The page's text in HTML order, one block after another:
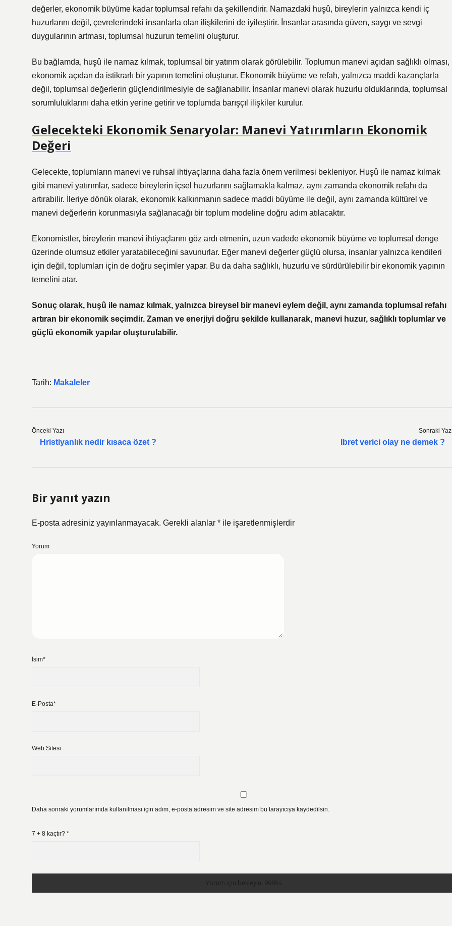
değerler, ekonomik büyüme kadar toplumsal refahı da şekillendirir. Namazdaki huşû, bireylerin yalnızca kendi iç
huzurlarını değil, çevrelerindeki insanlarla olan ilişkilerini de iyileştirir. İnsanlar arasında güven, saygı ve sevgi
duygularının artması, toplumsal huzurun temelini oluşturur.
Bu bağlamda, huşû ile namaz kılmak, toplumsal bir yatırım olarak görülebilir. Toplumun manevi açıdan sağlıklı olması,
ekonomik açıdan da istikrarlı bir yapının temelini oluşturur. Ekonomik büyüme ve refah, yalnızca maddi kazançlarla
değil, toplumsal değerlerin güçlendirilmesiyle de sağlanabilir. İnsanlar manevi olarak huzurlu olduklarında, toplumsal
sorumluluklarını daha etkin yerine getirir ve toplumda barışçıl ilişkiler kurulur.
Gelecekteki Ekonomik Senaryolar: Manevi Yatırımların Ekonomik
Değeri
Gelecekte, toplumların manevi ve ruhsal ihtiyaçlarına daha fazla önem verilmesi bekleniyor. Huşû ile namaz kılmak
gibi manevi yatırımlar, sadece bireylerin içsel huzurlarını sağlamakla kalmaz, aynı zamanda ekonomik refahı da
artırabilir. İleriye dönük olarak, ekonomik kalkınmanın sadece maddi büyüme ile değil, aynı zamanda kültürel ve
manevi değerlerin korunmasıyla sağlanacağı bir toplum modeline doğru adım atılacaktır.
Ekonomistler, bireylerin manevi ihtiyaçlarını göz ardı etmenin, uzun vadede ekonomik büyüme ve toplumsal denge
üzerinde olumsuz etkiler yaratabileceğini savunurlar. Eğer manevi değerler güçlü olursa, insanlar yalnızca kendileri
için değil, toplumları için de doğru seçimler yapar. Bu da daha sağlıklı, huzurlu ve sürdürülebilir bir ekonomik yapının
temelini atar.
Sonuç olarak, huşû ile namaz kılmak, yalnızca bireysel bir manevi eylem değil, aynı zamanda toplumsal refahı
artıran bir ekonomik seçimdir. Zaman ve enerjiyi doğru şekilde kullanarak, manevi huzur, sağlıklı toplumlar ve
güçlü ekonomik yapılar oluşturulabilir.
Tarih: Makaleler
Önceki Yazı
Hristiyanlık nedir kısaca özet ?
Sonraki
Ibret verici olay ne demek ?
Bir yanıt yazın
E-posta adresiniz yayınlanmayacak. Gerekli alanlar * ile işaretlenmişlerdir
Yorum
İsim*
E-Posta*
Web Sitesi
Daha sonraki yorumlarımda kullanılması için adım, e-posta adresim ve site adresim bu tarayıcıya kaydedilsin.
7 + 8 kaçtır? *